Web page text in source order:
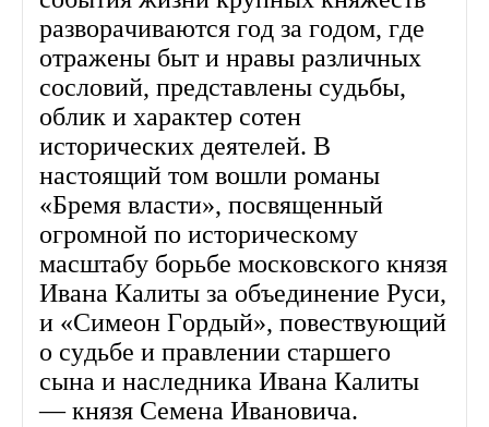
разворачиваются год за годом, где
отражены быт и нравы различных
сословий, представлены судьбы,
облик и характер сотен
исторических деятелей. В
настоящий том вошли романы
«Бремя власти», посвященный
огромной по историческому
масштабу борьбе московского князя
Ивана Калиты за объединение Руси,
и «Симеон Гордый», повествующий
о судьбе и правлении старшего
сына и наследника Ивана Калиты
— князя Семена Ивановича.